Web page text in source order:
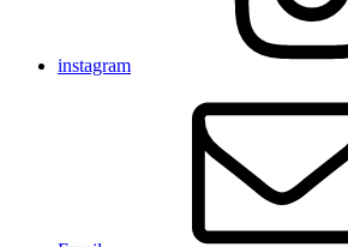
instagram